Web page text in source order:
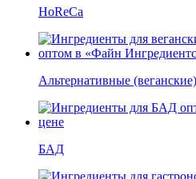
HoReCa
Альтернативные
БАД